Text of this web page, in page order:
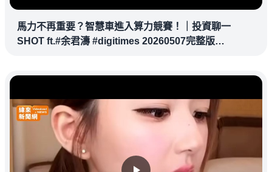
馬力不再重要？智慧車進入算力競賽！｜投資聊一
SHOT ft.#余君濤 #digitimes 20260507完整版